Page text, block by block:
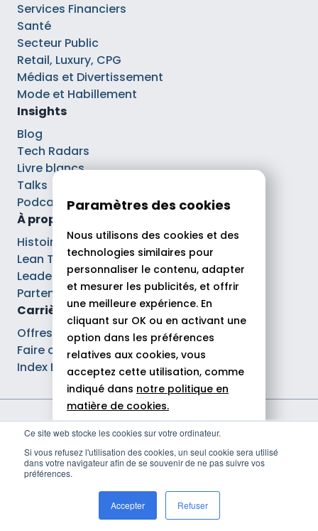
Ce site web stocke les cookies sur votre ordinateur.
Si vous refusez l'utilisation des cookies, un seul cookie sera utilisé
dans votre navigateur afin de se souvenir de ne pas suivre vos
préférences.
Accepter Refuser
Services Financiers
Santé
Secteur Public
Retail, Luxury, CPG
Médias et Divertissement
Mode et Habillement
Insights
Blog
Tech Radars
Livre blancs
Talks
Podcasts
À propos
Histoire
Lean Tech®
Leaders
Partenaires
Carrières
Offres d’emploi
Faire carrière chez Theodo
Index Ega Pro
Mentions légales
Déclaration d'accessibilité
Politique de gestion des cookies
Paramètres des cookies
Nous utilisons des cookies et des
technologies similaires pour
personnaliser le contenu, adapter
et mesurer les publicités, et offrir
une meilleure expérience. En
cliquant sur OK ou en activant une
option dans les préférences
relatives aux cookies, vous
acceptez cette utilisation, comme
indiqué dans notre politique en
matière de cookies.
Tout autoriser
Personnaliser